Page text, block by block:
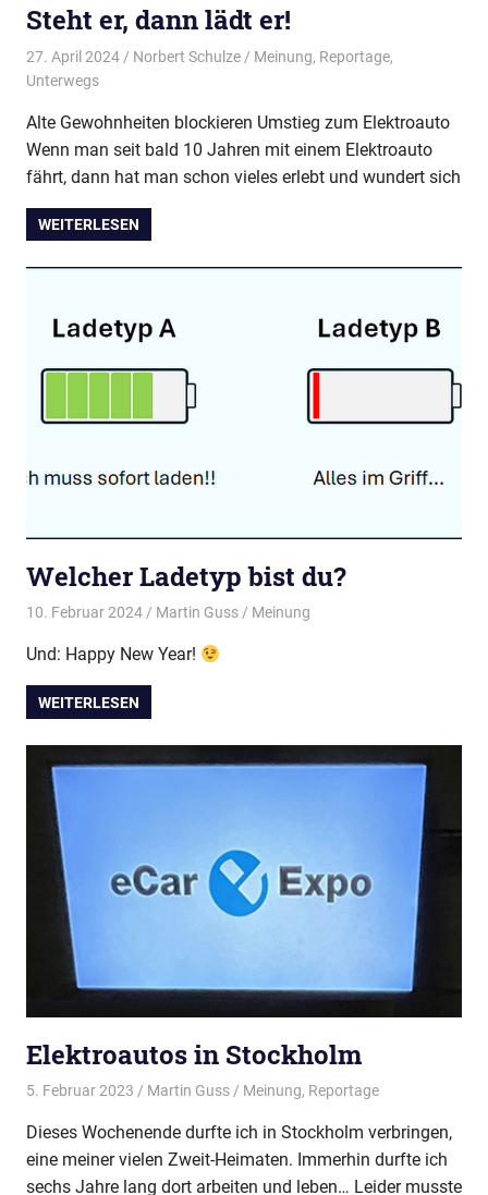
Wir
treffen
uns
regelmäßig
Erfahrungsaustausch.
Steht er, dann lädt er!
27. April 2024 Norbert Schulze Meinung, Reportage,
Unterwegs
Alte Gewohnheiten blockieren Umstieg zum Elektroauto
Wenn man seit bald 10 Jahren mit einem Elektroauto
fährt, dann hat man schon vieles erlebt und wundert sich
WEITERLESEN
Welcher Ladetyp bist du?
10. Februar 2024 Martin Guss Meinung
Und: Happy New Year!
WEITERLESEN
Elektroautos in Stockholm
5. Februar 2023 Martin Guss Meinung, Reportage
Dieses Wochenende durfte ich in Stockholm verbringen,
eine meiner vielen Zweit-Heimaten. Immerhin durfte ich
sechs Jahre lang dort arbeiten und leben… Leider musste